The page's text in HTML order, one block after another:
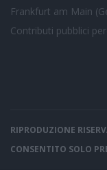
Frankfurt am Main
Contributi pubblici
RIPRODUZIONE
CONSENTITO SOLO